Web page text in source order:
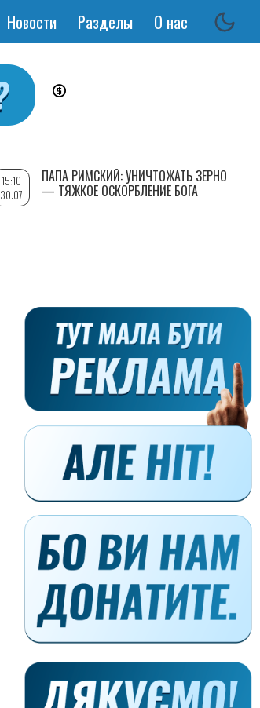
Основная
Новости Разделы О нас
15:10
30.07
ПАПА РИМСКИЙ: УНИЧТОЖАТЬ ЗЕРНО
— ТЯЖКОЕ ОСКОРБЛЕНИЕ БОГА